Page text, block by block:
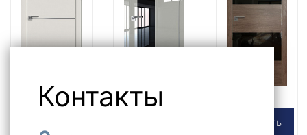
E LK
Выбрать
Контакты